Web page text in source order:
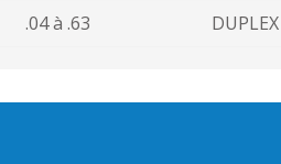
.04 à .63 DUPLEX